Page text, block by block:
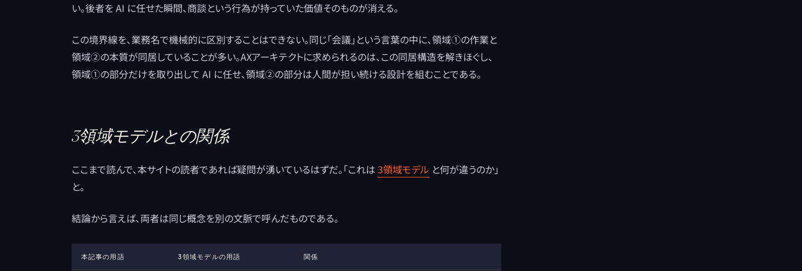
い。後者を AI に任せた瞬間、商談という行為が持っていた価値そのものが消える。
この境界線を、業務名で機械的に区別することはできない。同じ「会議」という言葉の中に、領域①の作業と
領域②の本質が同居していることが多い。AXアーキテクトに求められるのは、この同居構造を解きほぐし、
領域①の部分だけを取り出して AI に任せ、領域②の部分は人間が担い続ける設計を組むことである。
3領域モデルとの関係
ここまで読んで、本サイトの読者であれば疑問が湧いているはずだ。「これは 3領域モデル と何が違うのか」
と。
結論から言えば、両者は同じ概念を別の文脈で呼んだものである。
本記事の用語 3領域モデルの用語 関係